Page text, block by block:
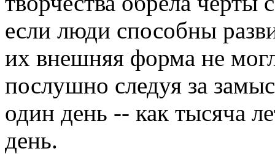
если люди способны
их внешняя форма не
послушно следуя за
один день -- как тысяча
день.